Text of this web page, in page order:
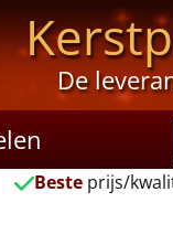
De
Besteprijs/